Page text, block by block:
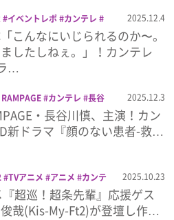
イベントレポ
カンテレ
テレビ
地獄は善意で出来て
弥 超特急 高野洸
2025.12.4
こんなにいじられるのか〜。
したしねぇ。」！カンテレ
…
カンテレ
長谷
い患者-救うか、裁くか-
2025.12.3
・長谷川慎、主演！カン
新ドラマ『顔のない患者-救…
TVアニメ アニメ
カンテ
ビ 宮田俊哉 超巡！超条先
2025.10.23
超巡！超条先輩』応援ゲス
俊哉(Kis-My-Ft2)が登壇し作…